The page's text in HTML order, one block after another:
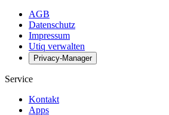
AGB
Datenschutz
Impressum
Utiq verwalten
Privacy-Manager
Service
Kontakt
Apps